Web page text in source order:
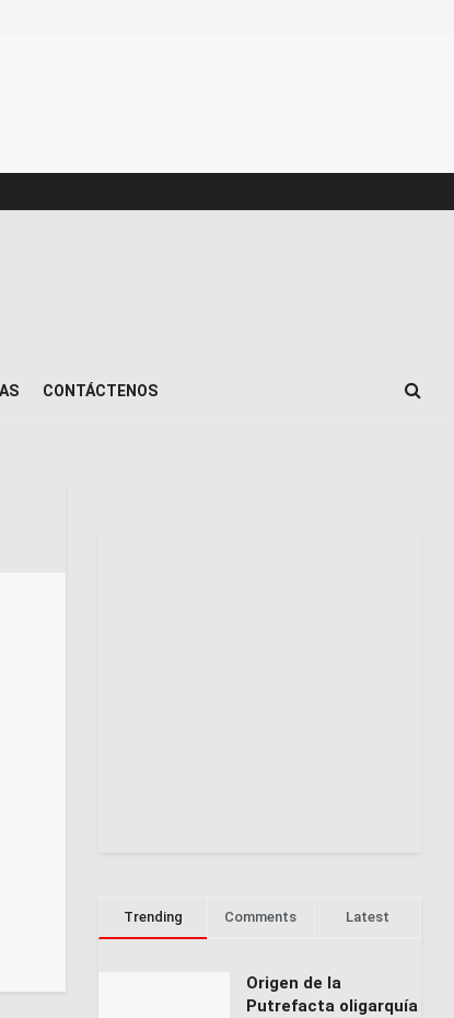
CONTÁCTENOS
Trending Comments Latest
Origen de la
Putrefacta oligarquía